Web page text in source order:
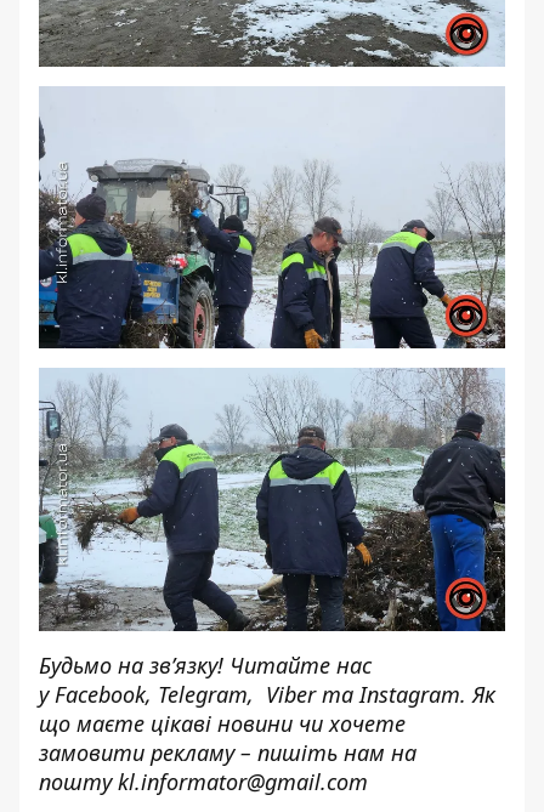
Будьмо на зв’язку! Читайте нас
у Facebook, Telegram, Viberта Instagram. Як
що маєте цікаві новини чи хочете
замовити рекламу – пишіть нам на
поштуkl.informator@gmail.com